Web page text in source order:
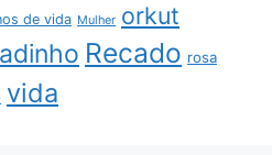
de vida Mulher orkut
Recado rosa
vida